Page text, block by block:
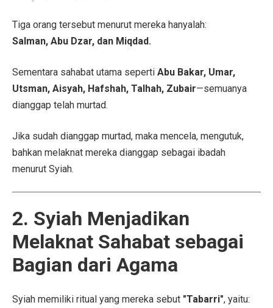
Tiga orang tersebut menurut mereka hanyalah:
Salman, Abu Dzar, dan Miqdad.
Sementara sahabat utama seperti Abu Bakar, Umar,
Utsman, Aisyah, Hafshah, Talhah, Zubair—semuanya
dianggap telah murtad.
Jika sudah dianggap murtad, maka mencela, mengutuk,
bahkan melaknat mereka dianggap sebagai ibadah
menurut Syiah.
2. Syiah Menjadikan
Melaknat Sahabat sebagai
Bagian dari Agama
Syiah memiliki ritual yang mereka sebut "Tabarri", yaitu: